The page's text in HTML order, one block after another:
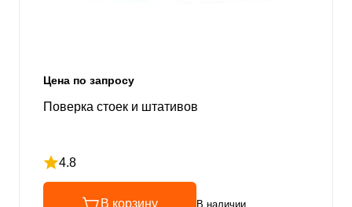
Цена по запросу
Поверка стоек и штативов
4.8
Рейтинг 4.8 из 5
В корзину В наличии